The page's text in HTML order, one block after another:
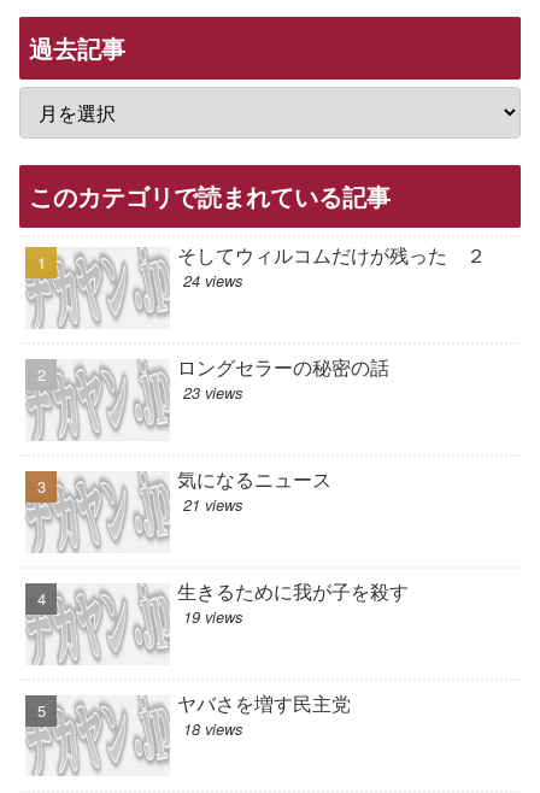
過去記事
このカテゴリで読まれている記事
そしてウィルコムだけが残った ２
24 views
ロングセラーの秘密の話
23 views
気になるニュース
21 views
生きるために我が子を殺す
19 views
ヤバさを増す民主党
18 views